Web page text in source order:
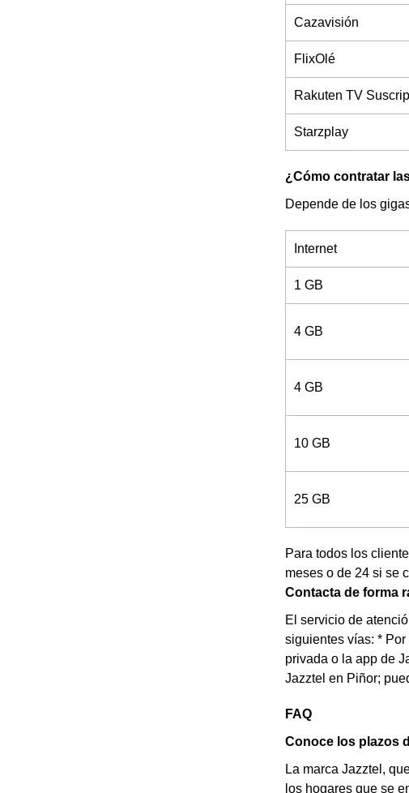
Cazavisión
FlixOlé
Rakuten TV
Starzplay
¿Cómo contratar
Depende de los
Internet
1 GB
4 GB
4 GB
10 GB
25 GB
Para todos los
meses o de 24 si se
Contacta de forma
El servicio de
siguientes vías: *
privada o la app de
Jazztel en Piñor;
FAQ
Conoce los plazos
La marca Jazztel,
los hogares que se